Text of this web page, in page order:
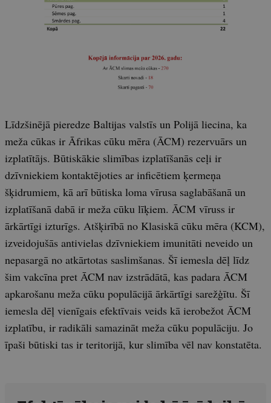
Līdzšinējā pieredze Baltijas valstīs un Polijā liecina, ka
meža cūkas ir Āfrikas cūku mēra (ĀCM) rezervuārs un
izplatītājs. Būtiskākie slimības izplatīšanās ceļi ir
dzīvniekiem kontaktējoties ar inficētiem ķermeņa
šķidrumiem, kā arī būtiska loma vīrusa saglabāšanā un
izplatīšanā dabā ir meža cūku līķiem. ĀCM vīruss ir
ārkārtīgi izturīgs. Atšķirībā no Klasiskā cūku mēra (KCM),
izveidojušās antivielas dzīvniekiem imunitāti neveido un
nepasargā no atkārtotas saslimšanas. Šī iemesla dēļ līdz
šim vakcīna pret ĀCM nav izstrādātā, kas padara ĀCM
apkarošanu meža cūku populācijā ārkārtīgi sarežģītu. Šī
iemesla dēļ vienīgais efektīvais veids kā ierobežot ĀCM
izplatību, ir radikāli samazināt meža cūku populāciju. Jo
īpaši būtiski tas ir teritorijā, kur slimība vēl nav konstatēta.